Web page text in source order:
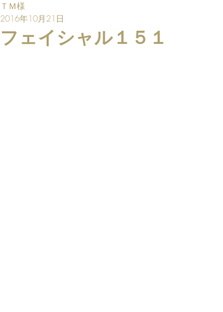
フェイシャル１５１
ＴＭ様
2016年10月21日